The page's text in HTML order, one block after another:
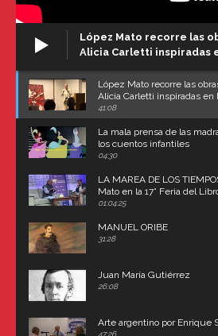
López Mato recorre las
Alicia Carletti inspiradas
López Mato recorre las
Alicia Carletti inspiradas en
Carroll
41:08
La mala prensa de las
los cuentos infantiles
04:30
LA MAREA DE LOS
Mato en la 17° Feria del
(Uruguay)
01:04:25
MANUEL ORIBE
31:28
Juan María Gutiérrez
26:08
Arte argentino por Enrique